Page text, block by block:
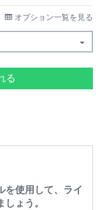
オプション一覧を見る
る
を使用して、ライ
ょう。